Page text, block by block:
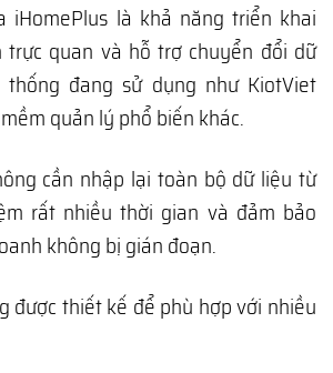
iHomePlus là khả năng triển khai
trực quan và hỗ trợ chuyển đổi dữ
đang sử dụng như KiotViet
quản lý phổ biến khác.
cần nhập lại toàn bộ dữ liệu từ
rất nhiều thời gian và đảm bảo
không bị gián đoạn.
được thiết kế để phù hợp với nhiều